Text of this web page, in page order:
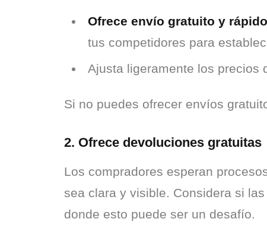
Ofrece envío gratuito y
tus competidores para
Ajusta ligeramente los precios
Si no puedes ofrecer envíos
2. Ofrece devoluciones gratuitas
Los compradores esperan
sea clara y visible. Considera si
donde esto puede ser un desafío.